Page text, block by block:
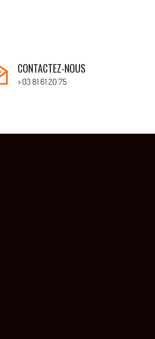
CONTACTEZ-NOUS
> 03 81 61 20 75